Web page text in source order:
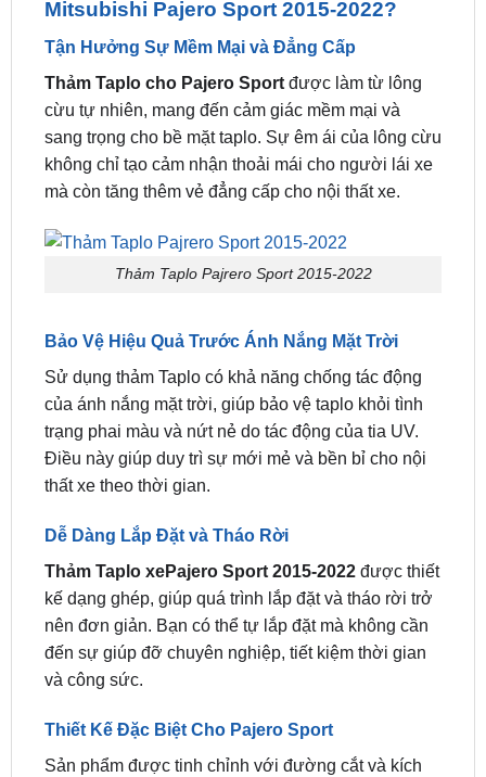
Vì sao nên sử dụng thảm Taplo
Mitsubishi Pajero Sport 2015-2022?
Tận Hưởng Sự Mềm Mại và Đẳng Cấp
Thảm Taplo cho Pajero Sportđược làm từ lông
cừu tự nhiên, mang đến cảm giác mềm mại và
không chỉ tạo cảm nhận thoải mái cho người lái xe
mà còn tăng thêm vẻ đẳng cấp cho nội thất xe.
Bảo Vệ Hiệu Quả Trước Ánh Nắng Mặt Trời
Sử dụng thảm Taplo có khả năng chống tác động
của ánh nắng mặt trời, giúp bảo vệ taplo khỏi tình
Điều này giúp duy trì sự mới mẻ và bền bỉ cho nội
thất xe theo thời gian.
Dễ Dàng Lắp Đặt và Tháo Rời
Thảm Taplo xePajero Sport 2015-2022 được thiết
kế dạng ghép, giúp quá trình lắp đặt và tháo rời trở
đến sự giúp đỡ chuyên nghiệp, tiết kiệm thời gian
và công sức.